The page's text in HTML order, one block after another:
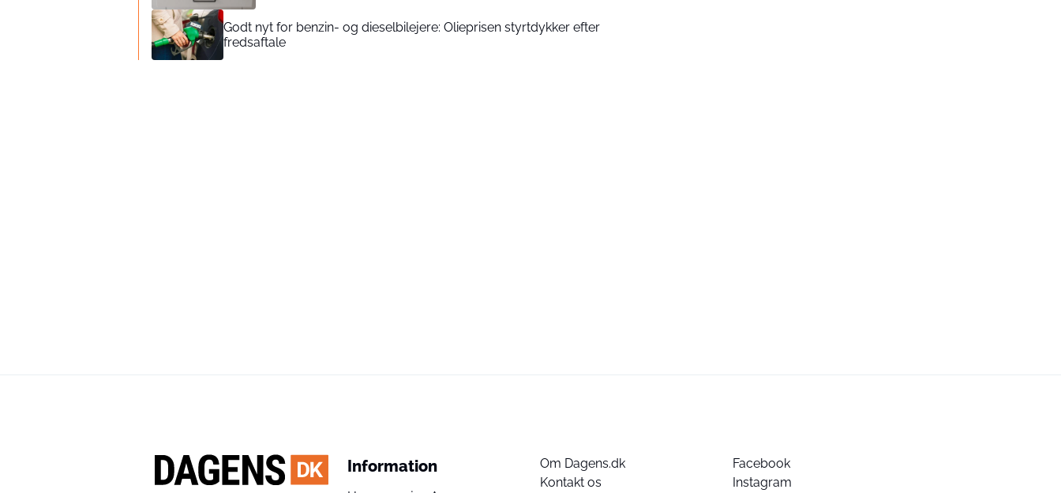
Godt nyt for benzin- og dieselbilejere: Olieprisen styrtdykker efter
fredsaftale
Information
Om Dagens.dk
Kontakt os
Facebook
Instagram